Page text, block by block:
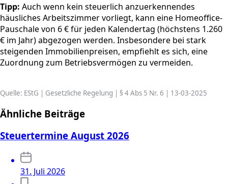
Tipp: Auch wenn kein steuerlich anzuerkennendes
häusliches Arbeitszimmer vorliegt, kann eine Homeoffice-
Pauschale von 6 € für jeden Kalendertag (höchstens 1.260
€ im Jahr) abgezogen werden. Insbesondere bei stark
steigenden Immobilienpreisen, empfiehlt es sich, eine
Zuordnung zum Betriebsvermögen zu vermeiden.
Quelle: EStG | Gesetzliche Regelung | § 4 Abs 5 Nr. 6 | 13-03-2025
Ähnliche Beiträge
Steuertermine August 2026
31. Juli 2026